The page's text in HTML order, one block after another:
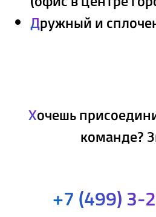
Дружный и
Хочешь
команде?
+7 (499) 3-